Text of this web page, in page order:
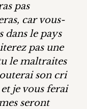
pas
car vous-
dans le pays
pas une
le maltraites
son cri
je vous ferai
seront